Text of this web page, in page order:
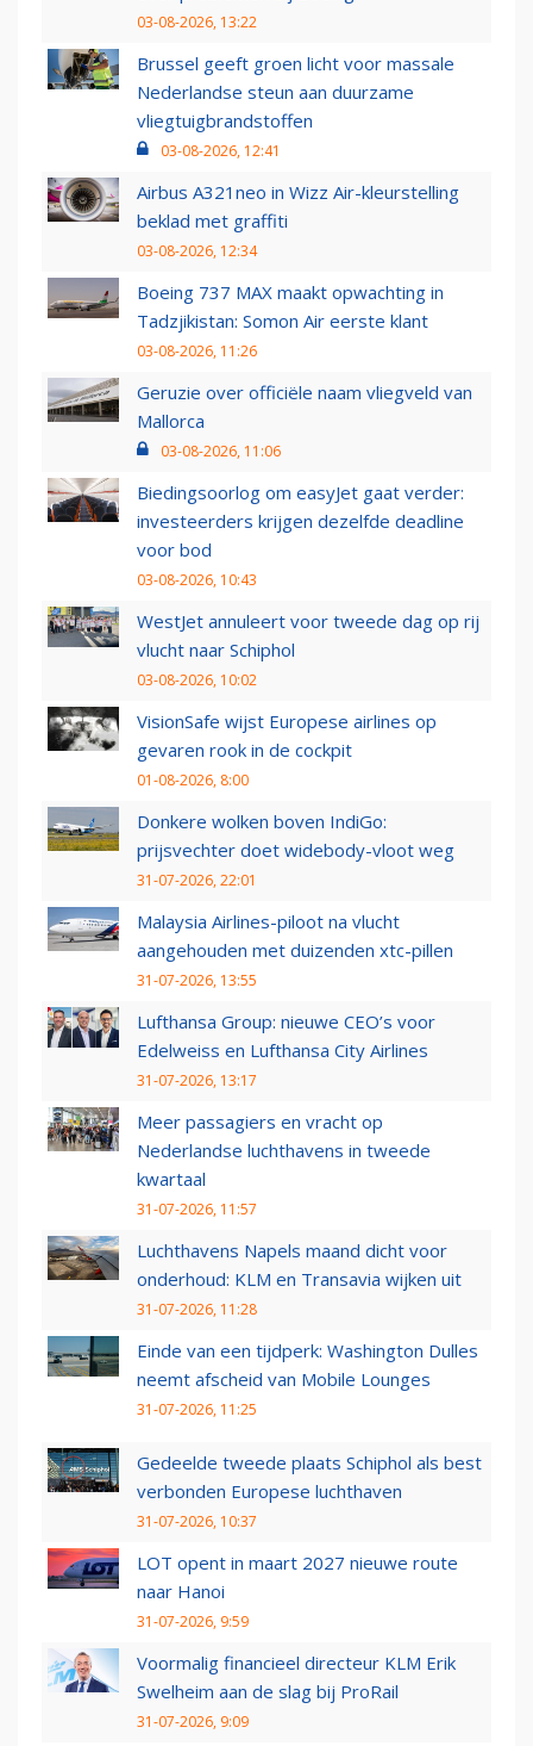
03-08-2026, 13:22
Brussel geeft groen licht voor massale
Nederlandse steun aan duurzame
vliegtuigbrandstoffen
03-08-2026, 12:41
Airbus A321neo in Wizz Air-kleurstelling
beklad met graffiti
03-08-2026, 12:34
Boeing 737 MAX maakt opwachting in
Tadzjikistan: Somon Air eerste klant
03-08-2026, 11:26
Geruzie over officiële naam vliegveld van
Mallorca
03-08-2026, 11:06
Biedingsoorlog om easyJet gaat verder:
investeerders krijgen dezelfde deadline
voor bod
03-08-2026, 10:43
WestJet annuleert voor tweede dag op rij
vlucht naar Schiphol
03-08-2026, 10:02
VisionSafe wijst Europese airlines op
gevaren rook in de cockpit
01-08-2026, 8:00
Donkere wolken boven IndiGo:
prijsvechter doet widebody-vloot weg
31-07-2026, 22:01
Malaysia Airlines-piloot na vlucht
aangehouden met duizenden xtc-pillen
31-07-2026, 13:55
Lufthansa Group: nieuwe CEO’s voor
Edelweiss en Lufthansa City Airlines
31-07-2026, 13:17
Meer passagiers en vracht op
Nederlandse luchthavens in tweede
kwartaal
31-07-2026, 11:57
Luchthavens Napels maand dicht voor
onderhoud: KLM en Transavia wijken uit
31-07-2026, 11:28
Einde van een tijdperk: Washington Dulles
neemt afscheid van Mobile Lounges
31-07-2026, 11:25
Gedeelde tweede plaats Schiphol als best
verbonden Europese luchthaven
31-07-2026, 10:37
LOT opent in maart 2027 nieuwe route
naar Hanoi
31-07-2026, 9:59
Voormalig financieel directeur KLM Erik
Swelheim aan de slag bij ProRail
31-07-2026, 9:09